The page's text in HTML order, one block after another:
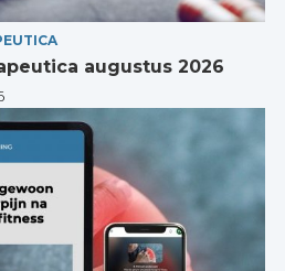
augustus 2026